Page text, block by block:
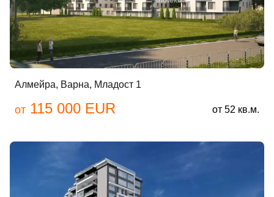
Алмейра, Варна, Младост 1
от 115 000 EUR от 52 кв.м.